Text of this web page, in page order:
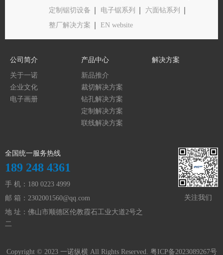
定制锯切设备
电子锯系列
六面钻系列
整厂解决方案
EN website
公司简介
关于一诺
企业文化
电子画册
产品中心
新品推介
裁切解决方案
钻孔解决方案
定制解决方案
联线解决方案
解决方案
全国统一服务热线
189 248 4361
手 机：180 0223 4999
邮 箱： 2302001560@qq.com
地 址：佛山市顺德区伦教霞石工业大道2号之
二
关注我们
Copyright © 2023 一诺纵横 All Rights Reserved. 粤ICP备2023089267号